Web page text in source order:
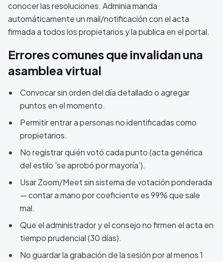
conocer las resoluciones. Adminia manda
automáticamente un mail/notificación con el acta
firmada a todos los propietarios y la publica en el portal.
Errores comunes que invalidan una
asamblea virtual
Convocar sin orden del día detallado o agregar
puntos en el momento.
Permitir entrar a personas no identificadas como
propietarios.
No registrar quién votó cada punto (acta genérica
del estilo 'se aprobó por mayoría').
Usar Zoom/Meet sin sistema de votación ponderada
— contar a mano por coeficiente es 99% que sale
mal.
Que el administrador y el consejo no firmen el acta en
tiempo prudencial (30 días).
No guardar la grabación de la sesión por al menos 1